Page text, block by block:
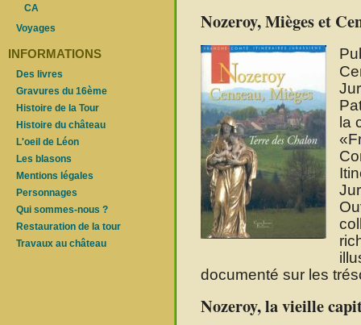
Nozeroy, Mièges et
la
documenté sur les
Nozeroy, la vieille
CA
Voyages
INFORMATIONS
Des livres
Gravures du 16ème
Histoire de la Tour
Histoire du château
L'oeil de Léon
Les blasons
Mentions légales
Personnages
Qui sommes-nous ?
Restauration de la tour
Travaux au château